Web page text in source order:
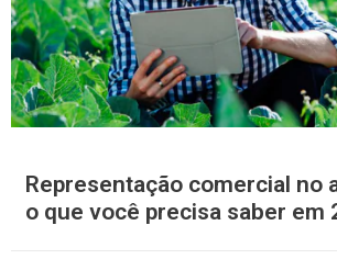
Representação comercial no
o que você precisa saber em